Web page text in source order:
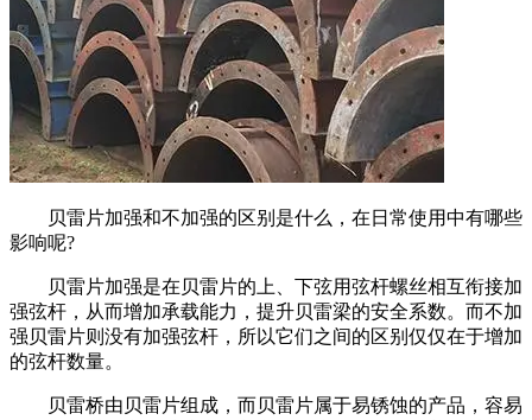
贝雷片加强和不加强的区别是什么，在日常使用中有哪些
影响呢?
贝雷片加强是在贝雷片的上、下弦用弦杆螺丝相互衔接加
强弦杆，从而增加承载能力，提升贝雷梁的安全系数。而不加
强贝雷片则没有加强弦杆，所以它们之间的区别仅仅在于增加
的弦杆数量。
贝雷桥由贝雷片组成，而贝雷片属于易锈蚀的产品，容易